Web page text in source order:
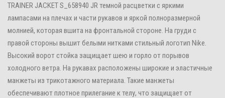
TRAINER JACKET S_658940 JR темной расцветки с яркими
лампасами на плечах и части рукавов и яркой полноразмерной
молнией, которая вшита на фронтальной стороне. На груди с
правой стороны вышит белыми нитками стильный логотип Nike.
Высокий ворот стойка защищает шею и горло от порывов
холодного ветра. На рукавах расположены широкие и эластичные
манжеты из трикотажного материала. Такие манжеты
обеспечивают плотное прилегание к телу, что защищает от